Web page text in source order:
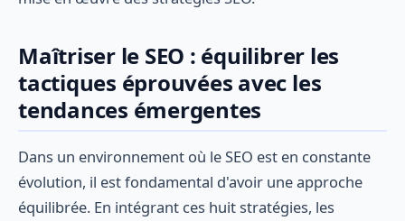
Maîtriser le SEO : équilibrer les
tactiques éprouvées avec les
tendances émergentes
Dans un environnement où le SEO est en constante
évolution, il est fondamental d'avoir une approche
équilibrée. En intégrant ces huit stratégies, les